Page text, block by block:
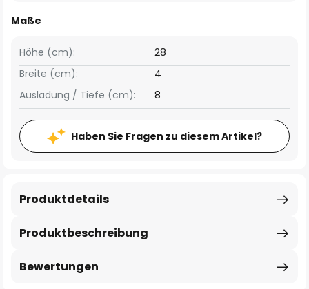
Maße
Breite (cm): 4
Höhe (cm): 28
Ausladung / Tiefe (cm): 8
Haben Sie Fragen zu diesem Artikel?
Produktbeschreibung
Produktdetails
Bewertungen